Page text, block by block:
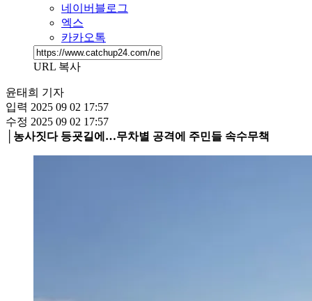
네이버블로그
엑스
카카오톡
URL 복사
윤태희 기자
입력 2025 09 02 17:57
수정 2025 09 02 17:57
│농사짓다 등굣길에…무차별 공격에 주민들 속수무책